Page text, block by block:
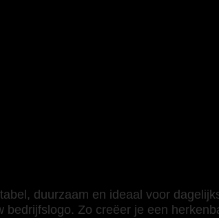
duurzaam en ideaal voor
Zo creëer je een